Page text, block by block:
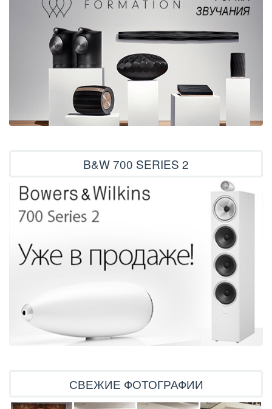
B&W 700 SERIES 2
СВЕЖИЕ ФОТОГРАФИИ